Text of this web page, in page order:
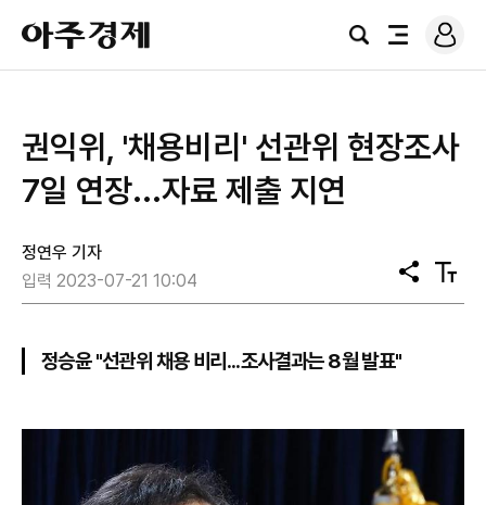
아
주
경
검
전
로
그
권익위, '채용비리' 선관위 현장조사
7일 연장...자료 제출 지연
정연우 기자
입력 2023-07-21 10:04
공
유
텍
스
정승윤 "선관위 채용 비리...조사결과는 8월 발표"